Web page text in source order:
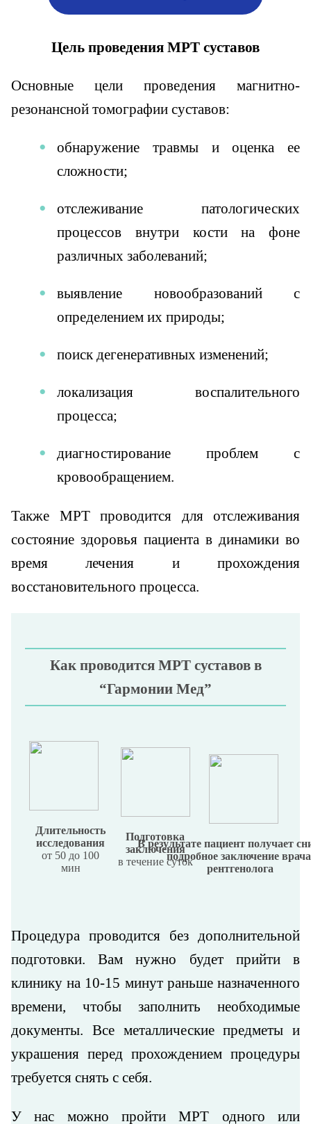
Цель проведения МРТ суставов
Основные цели проведения магнитно-
резонансной томографии суставов:
обнаружение травмы и оценка ее
сложности;
отслеживание патологических
процессов внутри кости на фоне
различных заболеваний;
выявление новообразований с
определением их природы;
поиск дегенеративных изменений;
локализация воспалительного
процесса;
диагностирование проблем с
кровообращением.
Также МРТ проводится для отслеживания
состояние здоровья пациента в динамики во
время лечения и прохождения
восстановительного процесса.
Как проводится МРТ суставов в
“Гармонии Мед”
Длительность
исследования
от 50 до 100
мин
Подготовка
заключения
в течение суток
В результате пациент получает
подробное заключение
рентгенолога
Процедура проводится без дополнительной
подготовки. Вам нужно будет прийти в
клинику на 10-15 минут раньше назначенного
времени, чтобы заполнить необходимые
документы. Все металлические предметы и
украшения перед прохождением процедуры
требуется снять с себя.
У нас можно пройти МРТ одного или